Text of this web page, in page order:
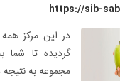
https://sib-
در این مرکز
گردیده تا شما
مجموعه به نتیجه